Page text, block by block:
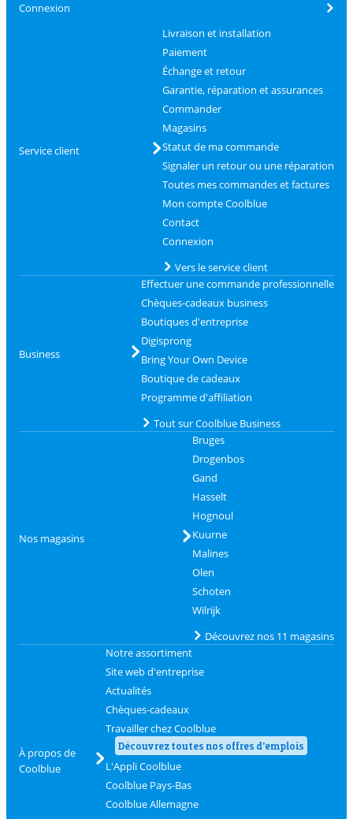
Connexion
Service client
Livraison et installation
Paiement
Échange et retour
Garantie, réparation et assurances
Commander
Magasins
Statut de ma commande
Signaler un retour ou une réparation
Toutes mes commandes et factures
Mon compte Coolblue
Contact
Connexion
Vers le service client
Business
Effectuer une commande professionnelle
Chèques-cadeaux business
Boutiques d'entreprise
Digisprong
Bring Your Own Device
Boutique de cadeaux
Programme d'affiliation
Tout sur Coolblue Business
Nos magasins
Bruges
Drogenbos
Gand
Hasselt
Hognoul
Kuurne
Malines
Olen
Schoten
Wilrijk
Découvrez nos 11 magasins
À propos de
Coolblue
Notre assortiment
Site web d'entreprise
Actualités
Chèques-cadeaux
Travailler chez Coolblue
Découvrez toutes nos offres d'emplois
L'Appli Coolblue
Coolblue Pays-Bas
Coolblue Allemagne